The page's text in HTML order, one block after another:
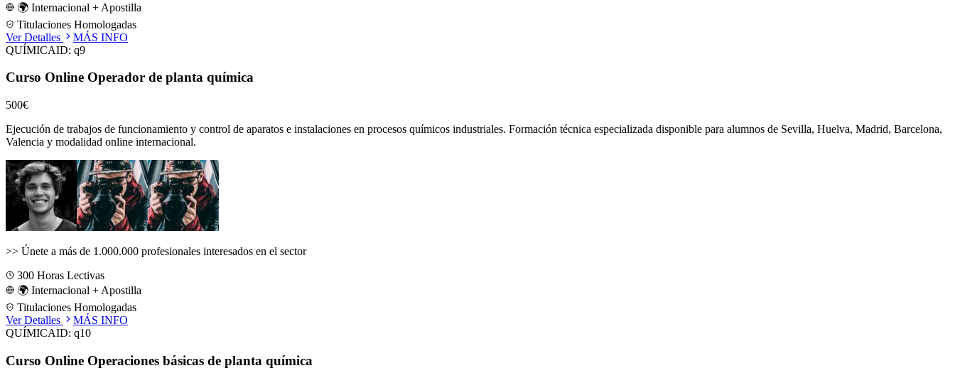
🌍 Internacional + Apostilla
Titulaciones Homologadas
Ver Detalles
MÁS INFO
QUÍMICAID: q9
Curso Online Operador de planta química
500€
Ejecución de trabajos de funcionamiento y control de aparatos e instalaciones en procesos químicos industriales. Formación técnica especializada disponible para alumnos de Sevilla, Huelva, Madrid, Barcelona,
Valencia y modalidad online internacional.
>> Únete a más de 1.000.000 profesionales interesados en el sector
300 Horas Lectivas
🌍 Internacional + Apostilla
Titulaciones Homologadas
Ver Detalles
MÁS INFO
QUÍMICAID: q10
Curso Online Operaciones básicas de planta química